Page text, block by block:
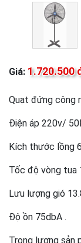
Giá: 1.720.500
Quạt đứng công
Điện áp 220v/
Kích thước lồng
Tốc độ vòng tua
Lưu lượng gió
Độ ồn 75dbA .
Trọng lượng sản